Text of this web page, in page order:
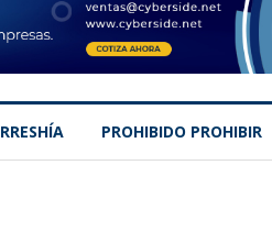
PROHIBIDO PROHIBIR